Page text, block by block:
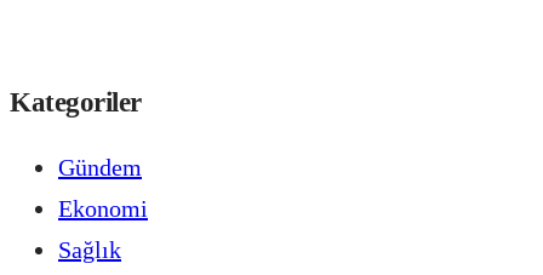
Kategoriler
Gündem
Ekonomi
Sağlık